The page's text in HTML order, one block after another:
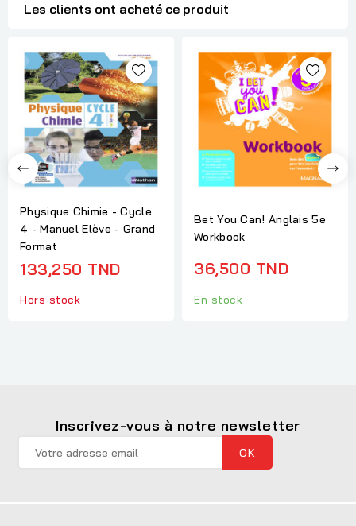
Les clients ont acheté ce produit
Physique Chimie - Cycle
4 - Manuel Elève - Grand
Format
133,250 TND
Hors stock
Bet You Can! Anglais 5e
Workbook
36,500 TND
En stock
Inscrivez-vous à notre newsletter